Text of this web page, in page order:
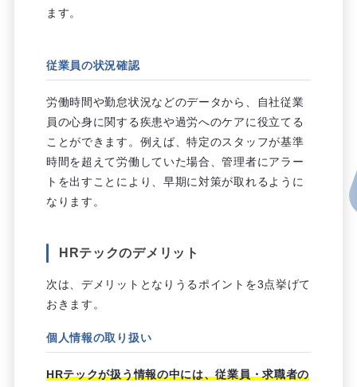
ます。
従業員の状況確認
労働時間や勤怠状況などのデータから、自社従業
員の心身に関する疾患や過労へのケアに役立てる
ことができます。例えば、特定のスタッフが基準
時間を超えて労働していた場合、管理者にアラー
トを出すことにより、早期に対策が取れるように
なります。
HRテックのデメリット
次は、デメリットとなりうるポイントを3点挙げて
おきます。
個人情報の取り扱い
HRテックが扱う情報の中には、従業員・求職者の